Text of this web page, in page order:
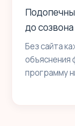
до созвона
Без сайта
объяснения
программу